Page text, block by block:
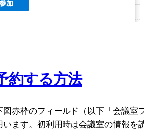
約する方法
図赤枠のフィールド（以下「会議室
います。初利用時は会議室の情報を